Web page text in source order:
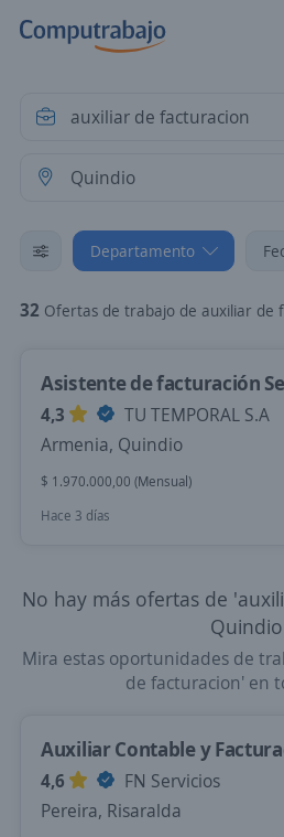
Departamento
32 Ofertas de trabajo de auxiliar de facturacion en
Asistente de facturación
4,3
TU TEMPORAL S.A
Armenia, Quindio
$ 1.970.000,00 (Mensual)
Hace 3 días
No hay más ofertas de
Quindio
Mira estas oportunidades de
de facturacion' en
Auxiliar Contable y
4,6
FN Servicios
Pereira, Risaralda